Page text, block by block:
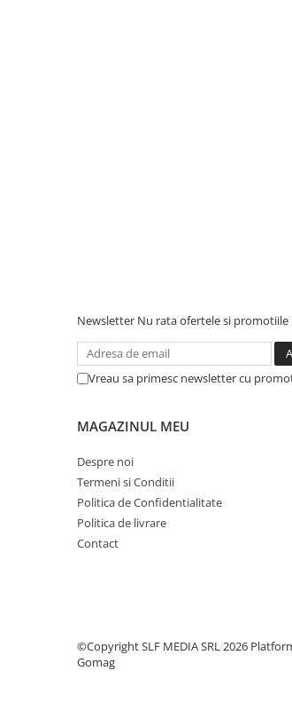
Trofee Acril
Trofee Rasina
Trofee Metalice
Trofee Sticla
Accesorii Trofee
Personalizari Trofee
Figurine Rasina
Newsletter Nu rata ofertele si promotiile
Vreau sa primesc newsletter cu
MAGAZINUL MEU
Despre noi
Termeni si Conditii
Politica de Confidentialitate
Politica de livrare
Contact
©Copyright SLF MEDIA SRL 2026
Gomag